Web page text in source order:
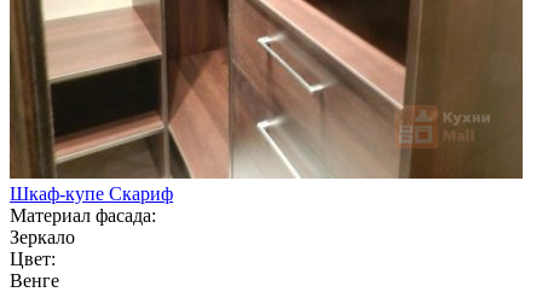
Шкаф-купе Скариф
Материал фасада:
Зеркало
Цвет:
Венге